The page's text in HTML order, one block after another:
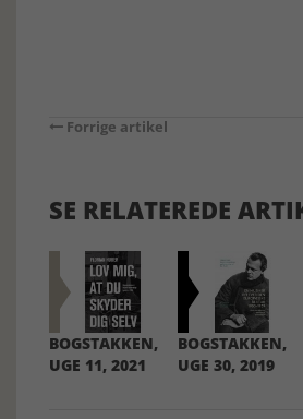
Forrige artikel
SE RELATEREDE
BOGSTAKKEN,
UGE 11, 2021
BOGSTAKKEN,
UGE 30, 2019